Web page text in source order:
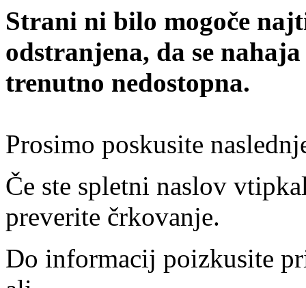
Strani ni bilo mogoče
odstranjena, da se
trenutno nedostopna.
Prosimo poskusite
Če ste spletni naslov
preverite črkovanje.
Do informacij poizkusite